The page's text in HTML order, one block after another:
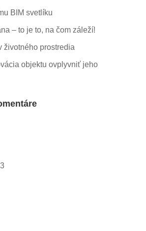
BIM svetlíku
– to je to, na čom záleží!
životného prostredia
objektu ovplyvniť jeho